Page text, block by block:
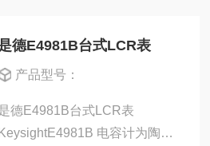
德E4981B台式LCR表
产品型号：
德E4981B台式LCR表
KeysightE4981B 电容计为陶瓷